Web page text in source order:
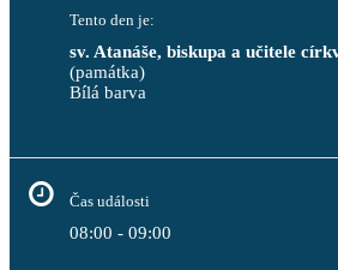
Tento den je:
sv. Atanáše, biskupa a učitele
(památka)
Bílá
Čas události
08:00 - 09:00